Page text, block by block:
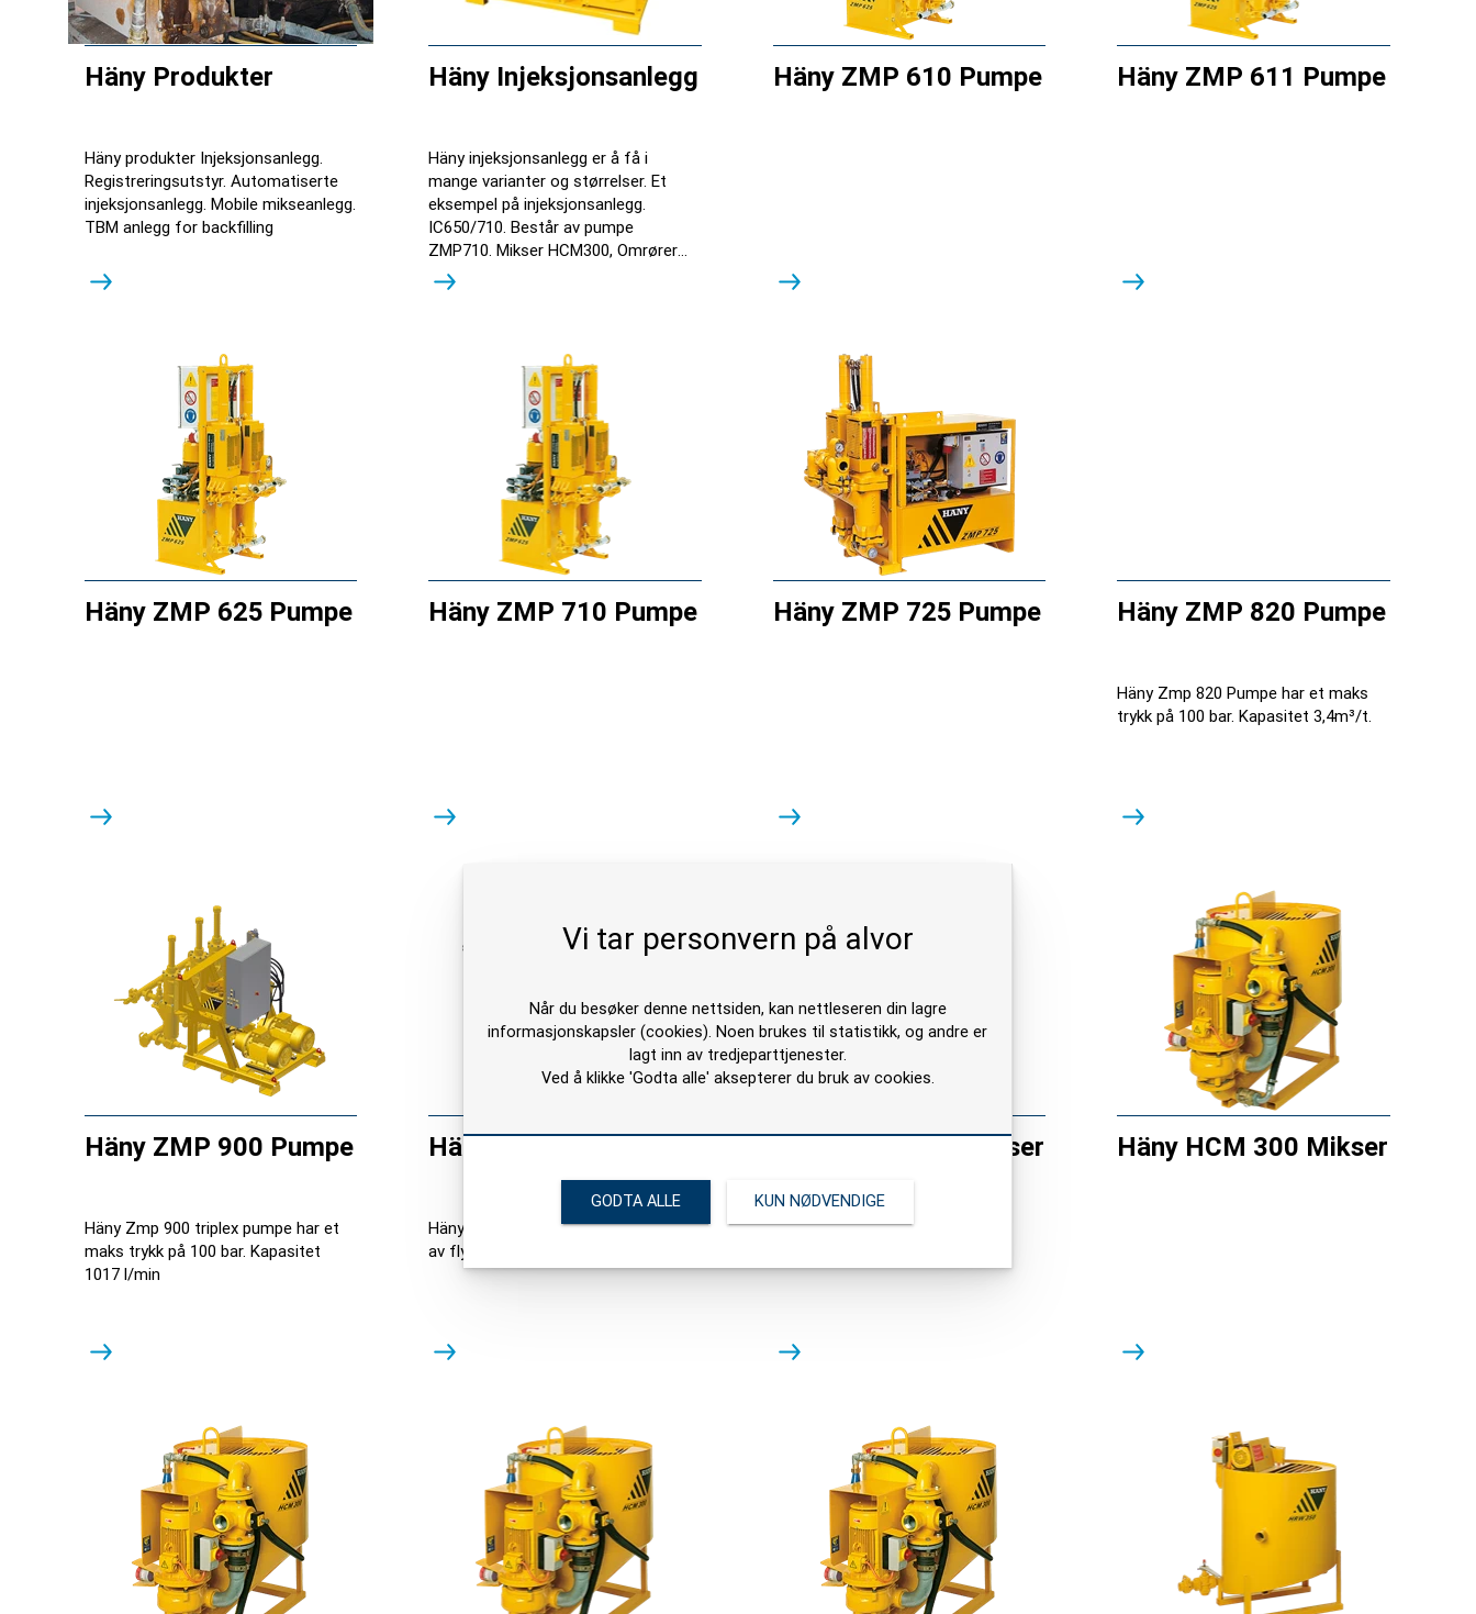
Häny Produkter
Häny produkter Injeksjonsanlegg.
Registreringsutstyr. Automatiserte
injeksjonsanlegg. Mobile mikseanlegg.
TBM anlegg for backfilling
Häny Injeksjonsanlegg
Häny injeksjonsanlegg er å få i
mange varianter og størrelser. Et
eksempel på injeksjonsanlegg.
IC650/710. Består av pumpe
ZMP710. Mikser HCM300, Omrører
HRW 350
Häny ZMP 610 Pumpe Häny ZMP 611 Pumpe
Häny ZMP 625 Pumpe Häny ZMP 710 Pumpe Häny ZMP 725 Pumpe Häny ZMP 820 Pumpe
Häny Zmp 820 Pumpe har et maks
trykk på 100 bar. Kapasitet 3,4m³/t.
Häny ZMP 900 Pumpe
Häny Zmp 900 triplex pumpe har et
maks trykk på 100 bar. Kapasitet
1017 l/min
Häny Registrering
Häny reistrering - visning og kontroll
av flyt, trykk og volum
Häny HCM 100 Mikser Häny HCM 300 Mikser
Vi tar personvern på alvor
Når du besøker denne nettsiden, kan nettleseren din lagre
informasjonskapsler (cookies). Noen brukes til statistikk, og andre er
lagt inn av tredjeparttjenester.
Ved å klikke 'Godta alle' aksepterer du bruk av cookies.
GODTA ALLE KUN NØDVENDIGE